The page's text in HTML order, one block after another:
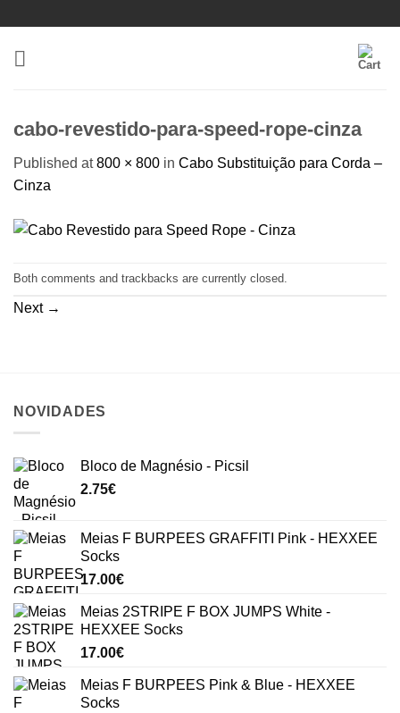
content
cabo-revestido-para-speed-rope-cinza
Published at800 × 800 in Cabo Substituição para Corda –
Cinza
Both comments and trackbacks are currently closed.
Next →
NOVIDADES
Bloco de Magnésio - Picsil
2.75€
Meias F BURPEES GRAFFITI Pink - HEXXEE
Socks
17.00€
Meias 2STRIPE F BOX JUMPS White -
HEXXEE Socks
17.00€
Meias F BURPEES Pink & Blue - HEXXEE
Socks